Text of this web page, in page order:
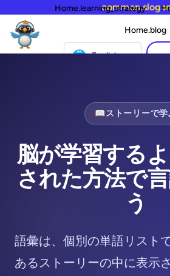
Home.learning_strategy
Home.blog
🌐 English
📖ストーリーで学
脳が学習する
された方法で
う
語彙は、個別の単語リスト
あるストーリーの中に表示